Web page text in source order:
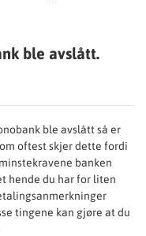
ble avslått.
ble avslått så er
oftest skjer dette fordi
banken
hende du har for liten
tingene kan gjøre at du